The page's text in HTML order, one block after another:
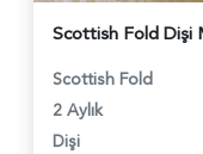
Scottish Fold
2 Aylık
Dişi